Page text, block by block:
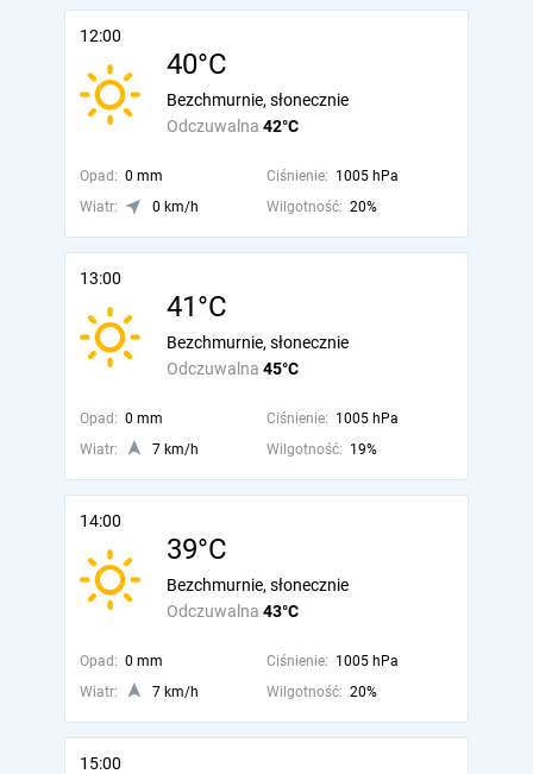
12:00
40°C
Odczuwalna 42°C
Bezchmurnie, słonecznie
Opad: 0 mm Ciśnienie: 1005 hPa
Wiatr:
0 km/h Wilgotność: 20%
13:00
41°C
Odczuwalna 45°C
Bezchmurnie, słonecznie
Opad: 0 mm Ciśnienie: 1005 hPa
Wiatr:
7 km/h Wilgotność: 19%
14:00
39°C
Odczuwalna 43°C
Bezchmurnie, słonecznie
Opad: 0 mm Ciśnienie: 1005 hPa
Wiatr:
7 km/h Wilgotność: 20%
15:00